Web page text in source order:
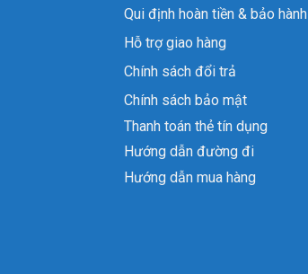
Qui định hoàn tiền & bảo hành
Hỗ trợ giao hàng
Chính sách đổi trả
Chính sách bảo mật
Thanh toán thẻ tín dụng
Hướng dẫn đường đi
Hướng dẫn mua hàng